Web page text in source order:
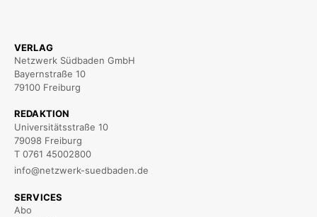
VERLAG
Netzwerk Südbaden GmbH
Bayernstraße 10
79100 Freiburg
REDAKTION
Universitätsstraße 10
79098 Freiburg
T 0761 45002800
info@netzwerk-suedbaden.de
SERVICES
Abo